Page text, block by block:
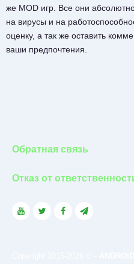
же MOD игр. Все они
на вирусы и на
оценку, а так же оставить
ваши предпочтения.
Обратная связь
Отказ от